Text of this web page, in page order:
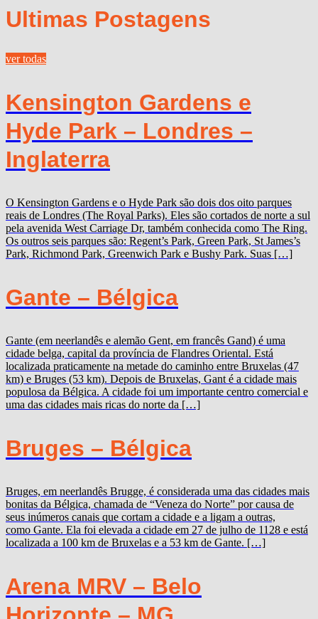
Ultimas Postagens
ver todas
Kensington Gardens e
Hyde Park – Londres –
Inglaterra
O Kensington Gardens e o Hyde Park são dois dos oito parques
reais de Londres (The Royal Parks). Eles são cortados de norte a sul
pela avenida West Carriage Dr, também conhecida como The Ring.
Os outros seis parques são: Regent’s Park, Green Park, St James’s
Park, Richmond Park, Greenwich Park e Bushy Park. Suas […]
Gante – Bélgica
Gante (em neerlandês e alemão Gent, em francês Gand) é uma
cidade belga, capital da província de Flandres Oriental. Está
localizada praticamente na metade do caminho entre Bruxelas (47
km) e Bruges (53 km). Depois de Bruxelas, Gant é a cidade mais
populosa da Bélgica. A cidade foi um importante centro comercial e
uma das cidades mais ricas do norte da […]
Bruges – Bélgica
Bruges, em neerlandês Brugge, é considerada uma das cidades mais
bonitas da Bélgica, chamada de “Veneza do Norte” por causa de
seus inúmeros canais que cortam a cidade e a ligam a outras,
como Gante. Ela foi elevada a cidade em 27 de julho de 1128 e está
localizada a 100 km de Bruxelas e a 53 km de Gante. […]
Arena MRV – Belo